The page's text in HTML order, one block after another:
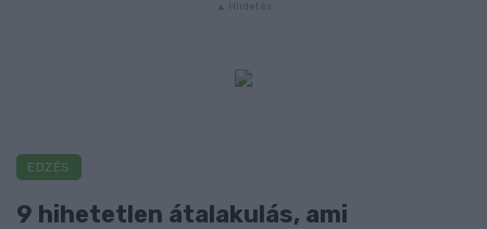
EDZÉS
9 hihetetlen átalakulás, ami